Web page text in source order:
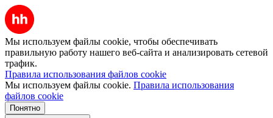
Мы используем файлы cookie, чтобы обеспечивать
правильную работу нашего веб-сайта и анализировать сетевой
трафик.
Правила использования файлов cookie
Мы используем файлы cookie. Правила использования
файлов cookie
Понятно